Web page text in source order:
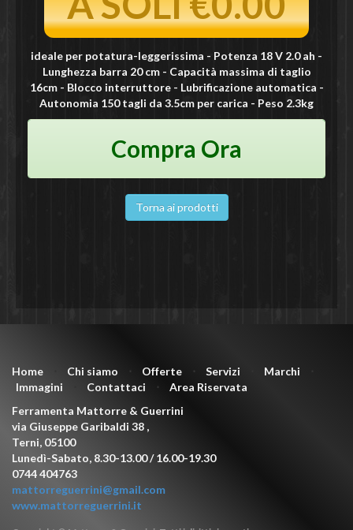
ideale per potatura-leggerissima - Potenza 18 V 2.0 ah -
Lunghezza barra 20 cm - Capacità massima di taglio
16cm - Blocco interruttore - Lubrificazione automatica -
Autonomia 150 tagli da 3.5cm per carica - Peso 2.3kg
Compra Ora
Torna ai prodotti
Home Chi siamo ⋅ Offerte ⋅ Servizi Marchi
Immagini
Contattaci ⋅
Area Riservata
Ferramenta Mattorre & Guerrini
via Giuseppe Garibaldi 38 ,
Terni, 05100
Lunedì-Sabato, 8.30-13.00 / 16.00-19.30
0744 404763
mattorreguerrini@gmail.com
www.mattorreguerrini.it